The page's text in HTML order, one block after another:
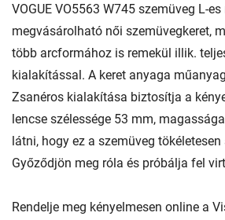
VOGUE VO5563 W745 szemüveg L-
megvásárolható női szemüvegkeret,
több arcformához is remekül illik.
kialakítással. A keret anyaga
Zsanéros kialakítása biztosítja a
lencse szélessége 53 mm,
látni, hogy ez a szemüveg tökéletesen
Győződjön meg róla és próbálja fel
Rendelje meg kényelmesen online a